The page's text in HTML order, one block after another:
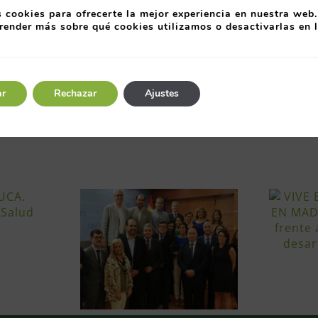
organización independiente sin ánimo de
fundación fue creada por el Colegio Oficial de
del Congreso Nacional del Medio Ambiente,
cookies para ofrecerte la mejor experiencia en nuestra web.
más sobre qué cookies utilizamos o desactivarlas en
Rechazar Ajustes